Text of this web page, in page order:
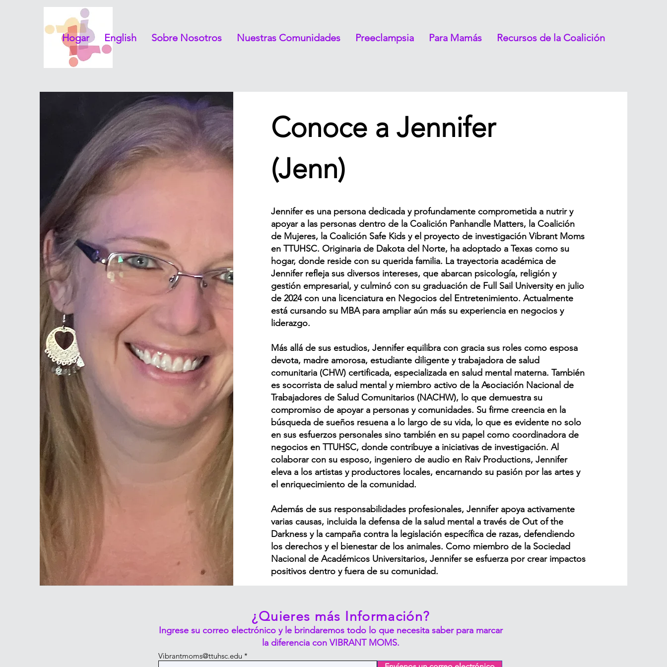
Hogar English Sobre Nosotros Nuestras Comunidades Preeclampsia Para Mamás Recursos de la Coalición
Conoce a Jennifer
(Jenn)
Jennifer es una persona dedicada y profundamente comprometida a nutrir y
apoyar a las personas dentro de la Coalición Panhandle Matters, la Coalición
de Mujeres, la Coalición Safe Kids y el proyecto de investigación Vibrant Moms
en TTUHSC. Originaria de Dakota del Norte, ha adoptado a Texas como su
hogar, donde reside con su querida familia. La trayectoria académica de
Jennifer refleja sus diversos intereses, que abarcan psicología, religión y
gestión empresarial, y culminó con su graduación de Full Sail University en julio
de 2024 con una licenciatura en Negocios del Entretenimiento. Actualmente
está cursando su MBA para ampliar aún más su experiencia en negocios y
liderazgo.
Más allá de sus estudios, Jennifer equilibra con gracia sus roles como esposa
devota, madre amorosa, estudiante diligente y trabajadora de salud
comunitaria (CHW) certificada, especializada en salud mental materna. También
es socorrista de salud mental y miembro activo de la Asociación Nacional de
Trabajadores de Salud Comunitarios (NACHW), lo que demuestra su
compromiso de apoyar a personas y comunidades. Su firme creencia en la
búsqueda de sueños resuena a lo largo de su vida, lo que es evidente no solo
en sus esfuerzos personales sino también en su papel como coordinadora de
negocios en TTUHSC, donde contribuye a iniciativas de investigación. Al
colaborar con su esposo, ingeniero de audio en Raiv Productions, Jennifer
eleva a los artistas y productores locales, encarnando su pasión por las artes y
el enriquecimiento de la comunidad.
Además de sus responsabilidades profesionales, Jennifer apoya activamente
varias causas, incluida la defensa de la salud mental a través de Out of the
Darkness y la campaña contra la legislación específica de razas, defendiendo
los derechos y el bienestar de los animales. Como miembro de la Sociedad
Nacional de Académicos Universitarios, Jennifer se esfuerza por crear impactos
positivos dentro y fuera de su comunidad.
¿Quieres más Información?
Vibrantmoms@ttuhsc.edu
Ingrese su correo electrónico y le brindaremos todo lo que necesita saber para marcar
la diferencia con VIBRANT MOMS.